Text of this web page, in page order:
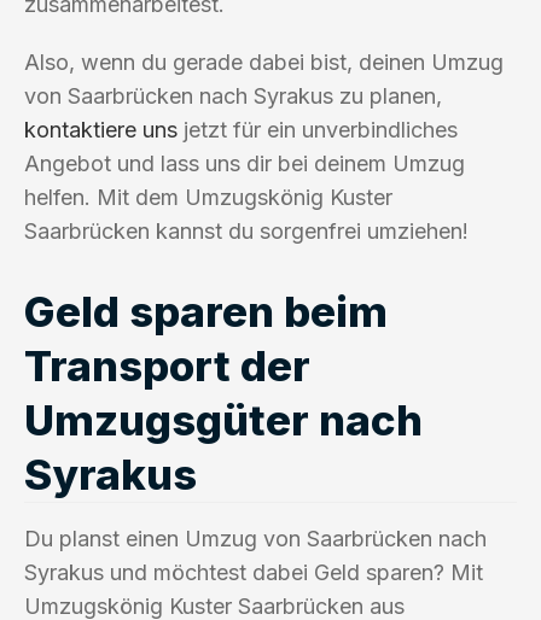
Also, wenn du gerade dabei bist, deinen Umzug
von Saarbrücken nach Syrakus zu planen,
kontaktiere uns jetzt für ein unverbindliches
Angebot und lass uns dir bei deinem Umzug
helfen. Mit dem Umzugskönig Kuster
Saarbrücken kannst du sorgenfrei umziehen!
Geld sparen beim
Transport der
Umzugsgüter nach
Syrakus
Du planst einen Umzug von Saarbrücken nach
Syrakus und möchtest dabei Geld sparen? Mit
Umzugskönig Kuster Saarbrücken aus